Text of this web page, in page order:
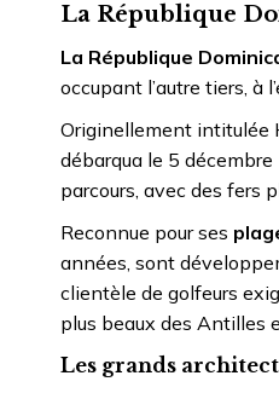
La République
La République
occupant l’autre tiers, à
Originellement intitulée
débarqua le 5
parcours, avec des fers
Reconnue pour ses
années, sont
clientèle de golfeurs
plus beaux des Antilles
Les grands